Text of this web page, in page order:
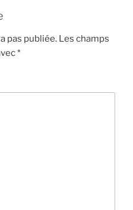
pas publiée. Les champs
*